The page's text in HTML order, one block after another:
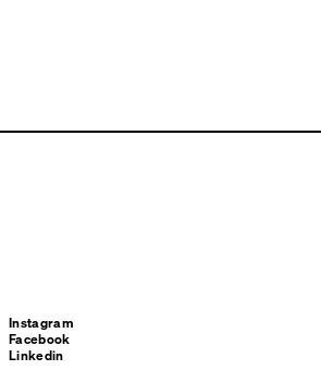
Instagram
Facebook
Linkedin